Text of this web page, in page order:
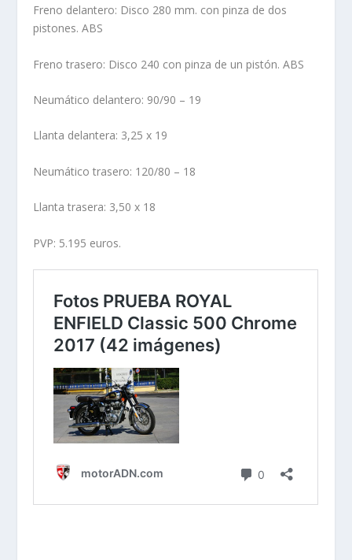
Freno delantero: Disco 280 mm. con pinza de dos
pistones. ABS
Freno trasero: Disco 240 con pinza de un pistón. ABS
Neumático delantero: 90/90 – 19
Llanta delantera: 3,25 x 19
Neumático trasero: 120/80 – 18
Llanta trasera: 3,50 x 18
PVP: 5.195 euros.